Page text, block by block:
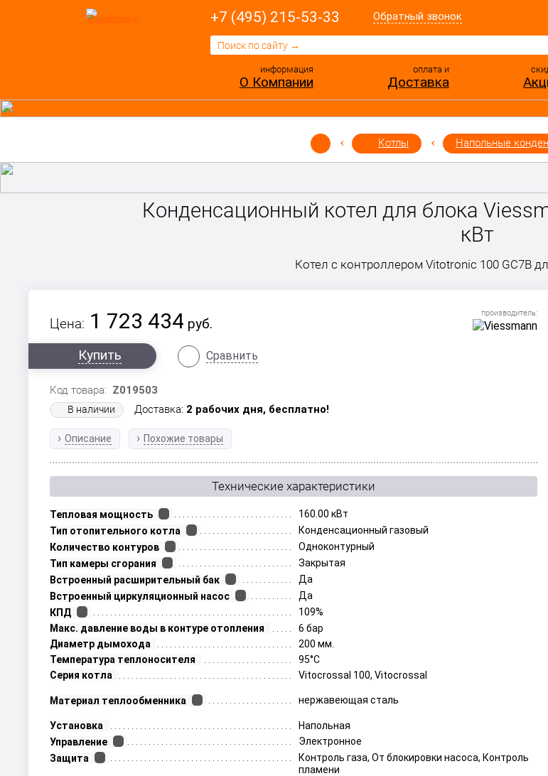
+7 (495) 215-53-33 Обратный звонок
информация
О Компании
оплата и
Доставка
Котлы Напольные
Конденсационный котел для блока
кВт
Котел с контроллером Vitotronic 100 GC7B
Цена: 1 723 434 руб.
Купить
Сравнить
Код товара: Z019503
В наличии Доставка: 2 рабочих дня, бесплатно!
Описание Похожие товары
Технические характеристики
Тепловая мощность
160.00 кВт
Тип отопительного котла
Конденсационный газовый
Количество контуров
Одноконтурный
Тип камеры сгорания
Закрытая
Встроенный расширительный бак
Да
Встроенный циркуляционный насос
Да
КПД
109%
Макс. давление воды в контуре отопления
6 бар
Диаметр дымохода
200 мм.
Температура теплоносителя
95°С
Серия котла
Vitocrossal 100, Vitocrossal
Материал теплообменника нержавеющая сталь
Установка
Напольная
Управление
Электронное
Защита
Контроль газа, От блокировки насоса, Контроль
пламени